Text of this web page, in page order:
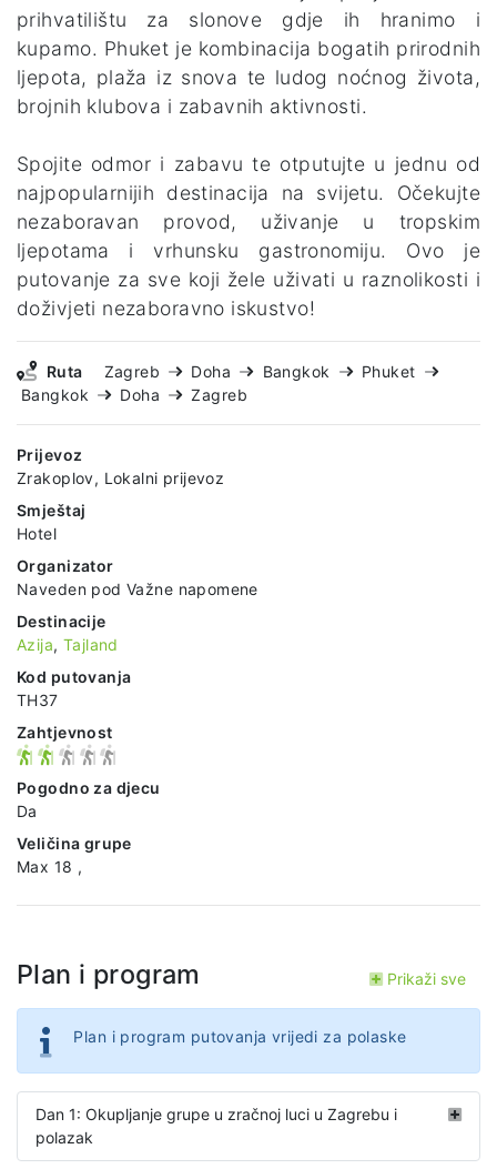
prihvatilištu za slonove gdje ih hranimo i
kupamo. Phuket je kombinacija bogatih prirodnih
ljepota, plaža iz snova te ludog noćnog života,
brojnih klubova i zabavnih aktivnosti.
Spojite odmor i zabavu te otputujte u jednu od
najpopularnijih destinacija na svijetu. Očekujte
nezaboravan provod, uživanje u tropskim
ljepotama i vrhunsku gastronomiju. Ovo je
putovanje za sve koji žele uživati u raznolikosti i
doživjeti nezaboravno iskustvo!
Ruta Zagreb Doha Bangkok
Phuket
Bangkok
Doha Zagreb
Prijevoz
Zrakoplov, Lokalni prijevoz
Smještaj
Hotel
Organizator
Naveden pod Važne napomene
Destinacije
Azija, Tajland
Kod putovanja
TH37
Zahtjevnost
Pogodno za djecu
Da
Veličina grupe
Max 18 ,
Plan i program Prikaži sve
Plan i program putovanja vrijedi za polaske
Dan 1: Okupljanje grupe u zračnoj luci u Zagrebu i
polazak